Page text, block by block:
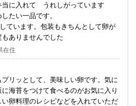
に入れて うれしがっています
たい一品です。
ています。包装もきちんとして卵が
ありませんでした
在住
リッとして、美味しい卵です。気に
海苔をつけて食べるのがお気に入り
卵料理のレシピなどを入れていただ